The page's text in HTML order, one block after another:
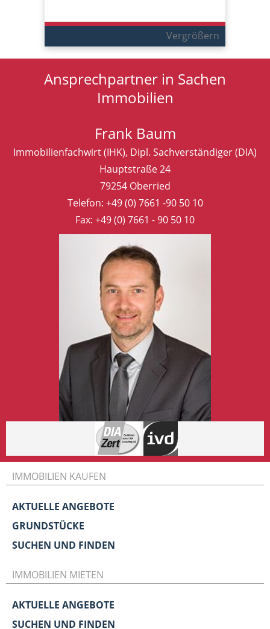
Vergrößern
Ansprechpartner in Sachen
Immobilien
Frank Baum
Immobilienfachwirt (IHK), Dipl. Sachverständiger (DIA)
Hauptstraße 24
79254 Oberried
Telefon: +49 (0) 7661 -90 50 10
Fax: +49 (0) 7661 - 90 50 10
IMMOBILIEN KAUFEN
AKTUELLE ANGEBOTE
GRUNDSTÜCKE
SUCHEN UND FINDEN
IMMOBILIEN MIETEN
AKTUELLE ANGEBOTE
SUCHEN UND FINDEN